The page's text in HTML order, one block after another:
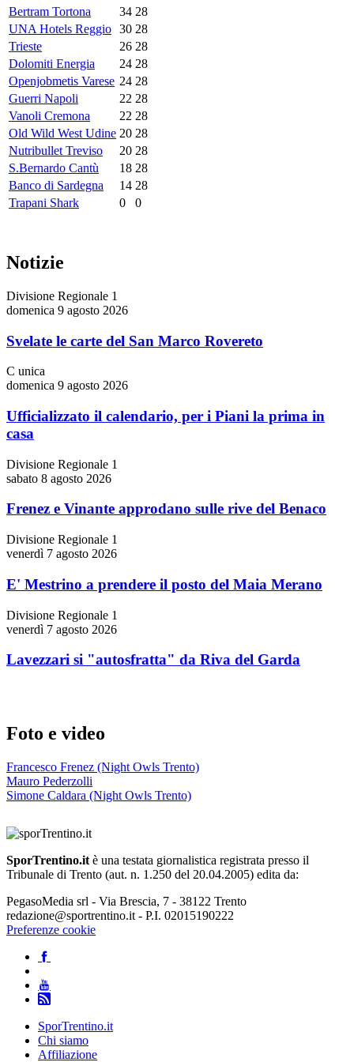
Bertram Tortona
34 28
UNA Hotels Reggio 30 28
Trieste
26 28
Dolomiti Energia
24 28
Openjobmetis Varese 24 28
Guerri Napoli
22 28
Vanoli Cremona
22 28
Old Wild West Udine 20 28
Nutribullet Treviso
20 28
S.Bernardo Cantù
18 28
Banco di Sardegna
14 28
Trapani Shark
0 0
Notizie
Divisione Regionale 1
domenica 9 agosto 2026
Svelate le carte del San Marco Rovereto
C unica
domenica 9 agosto 2026
Ufficializzato il calendario, per i Piani la prima in
casa
Divisione Regionale 1
sabato 8 agosto 2026
Frenez e Vinante approdano sulle rive del Benaco
Divisione Regionale 1
venerdì 7 agosto 2026
E' Mestrino a prendere il posto del Maia Merano
Divisione Regionale 1
venerdì 7 agosto 2026
Lavezzari si "autosfratta" da Riva del Garda
Foto e video
Francesco Frenez (Night Owls Trento)
Mauro Pederzolli
Simone Caldara (Night Owls Trento)
SporTrentino.it è una testata giornalistica registrata presso il
Tribunale di Trento (aut. n. 1.250 del 20.04.2005) edita da:
PegasoMedia srl - Via Brescia, 7 - 38122 Trento
redazione@sportrentino.it - P.I. 02015190222
Preferenze cookie
SporTrentino.it
Chi siamo
Affiliazione